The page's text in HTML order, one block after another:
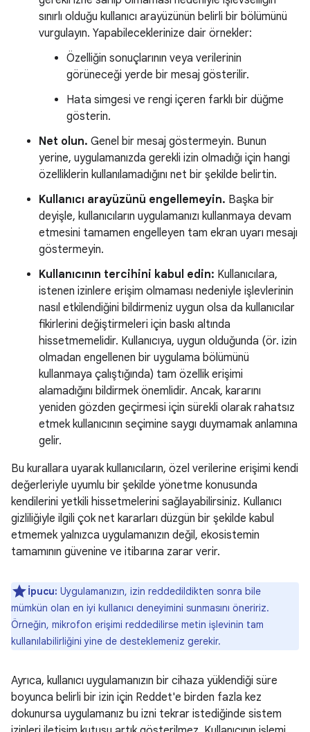
sınırlı olduğu kullanıcı arayüzünün belirli bir bölümünü
vurgulayın. Yapabileceklerinize dair örnekler:
Özelliğin sonuçlarının veya verilerinin
görüneceği yerde bir mesaj gösterilir.
Hata simgesi ve rengi içeren farklı bir düğme
gösterin.
Net olun. Genel bir mesaj göstermeyin. Bunun
yerine, uygulamanızda gerekli izin olmadığı için hangi
özelliklerin kullanılamadığını net bir şekilde belirtin.
Kullanıcı arayüzünü engellemeyin. Başka bir
deyişle, kullanıcıların uygulamanızı kullanmaya devam
etmesini tamamen engelleyen tam ekran uyarı mesajı
göstermeyin.
Kullanıcının tercihini kabul edin: Kullanıcılara,
istenen izinlere erişim olmaması nedeniyle işlevlerinin
nasıl etkilendiğini bildirmeniz uygun olsa da kullanıcılar
fikirlerini değiştirmeleri için baskı altında
hissetmemelidir. Kullanıcıya, uygun olduğunda (ör. izin
olmadan engellenen bir uygulama bölümünü
kullanmaya çalıştığında) tam özellik erişimi
alamadığını bildirmek önemlidir. Ancak, kararını
yeniden gözden geçirmesi için sürekli olarak rahatsız
etmek kullanıcının seçimine saygı duymamak anlamına
gelir.
Bu kurallara uyarak kullanıcıların, özel verilerine erişimi kendi
değerleriyle uyumlu bir şekilde yönetme konusunda
kendilerini yetkili hissetmelerini sağlayabilirsiniz. Kullanıcı
gizliliğiyle ilgili çok net kararları düzgün bir şekilde kabul
etmemek yalnızca uygulamanızın değil, ekosistemin
tamamının güvenine ve itibarına zarar verir.
İpucu: Uygulamanızın, izin reddedildikten sonra bile
mümkün olan en iyi kullanıcı deneyimini sunmasını öneririz.
Örneğin, mikrofon erişimi reddedilirse metin işlevinin tam
kullanılabilirliğini yine de desteklemeniz gerekir.
Ayrıca, kullanıcı uygulamanızın bir cihaza yüklendiği süre
boyunca belirli bir izin için Reddet'e birden fazla kez
dokunursa uygulamanız bu izni tekrar istediğinde sistem